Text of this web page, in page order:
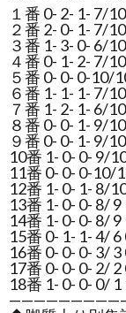
１番 0- 2- 1- 7/
２番 2- 0- 1- 7/
３番 1- 3- 0- 6/
４番 0- 1- 2- 7/
５番 0- 0- 0-10/
６番 1- 1- 1- 7/
７番 1- 2- 1- 6/
８番 0- 0- 1- 9/
９番 0- 0- 1- 9/
10番 1- 0- 0- 9/
11番 0- 0- 0-10/
12番 1- 0- 1- 8/
13番 1- 0- 0- 8/
14番 1- 0- 0- 8/
15番 0- 1- 1- 4/
16番 0- 0- 0- 3/
17番 0- 0- 0- 2/
18番 1- 0- 0- 0/